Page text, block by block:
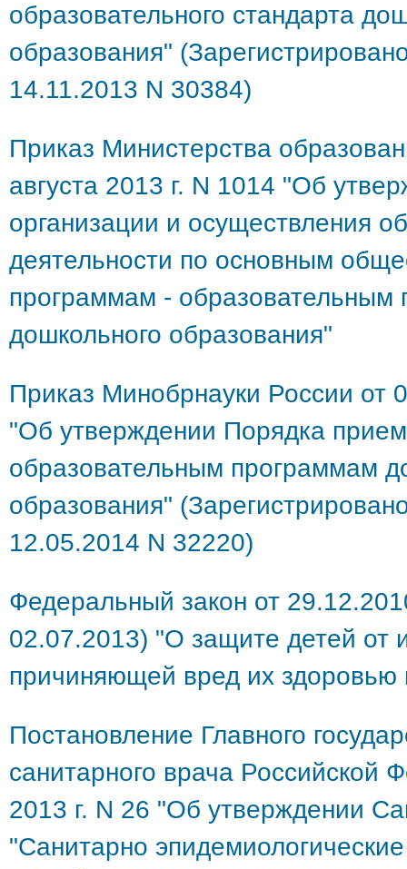
образовательного стандарта
образования"
14.11.2013 N 30384)
Приказ Министерства
августа 2013 г. N 1014 "Об
организации и осуществления
деятельности по основным
программам - образовательным
дошкольного образования"
Приказ Минобрнауки России от
"Об утверждении Порядка
образовательным программам
образования"
12.05.2014 N 32220)
Федеральный закон от
02.07.2013) "О защите детей от
причиняющей вред их здоровью
Постановление Главного
санитарного врача Российской
2013 г. N 26 "Об утверждении
"Санитарно